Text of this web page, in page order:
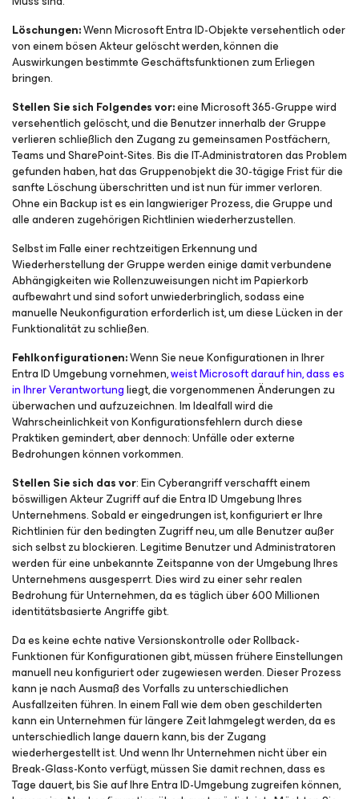
Löschungen:Wenn Microsoft Entra ID-Objekte versehentlich oder
von einem bösen Akteur gelöscht werden, können die
Auswirkungen bestimmte Geschäftsfunktionen zum Erliegen
bringen.
Stellen Sie sich Folgendes vor:eine Microsoft 365-Gruppe wird
versehentlich gelöscht, und die Benutzer innerhalb der Gruppe
verlieren schließlich den Zugang zu gemeinsamen Postfächern,
Teams und SharePoint-Sites. Bis die IT-Administratoren das Problem
gefunden haben, hat das Gruppenobjekt die 30-tägige Frist für die
sanfte Löschung überschritten und ist nun für immer verloren.
Ohne ein Backup ist es ein langwieriger Prozess, die Gruppe und
alle anderen zugehörigen Richtlinien wiederherzustellen.
Selbst im Falle einer rechtzeitigen Erkennung und
Wiederherstellung der Gruppe werden einige damit verbundene
Abhängigkeiten wie Rollenzuweisungen nicht im Papierkorb
aufbewahrt und sind sofort unwiederbringlich, sodass eine
manuelle Neukonfiguration erforderlich ist, um diese Lücken in der
Funktionalität zu schließen.
Fehlkonfigurationen:Wenn Sie neue Konfigurationen in Ihrer
Entra ID Umgebung vornehmen,weist Microsoft darauf hin, dass es
in Ihrer Verantwortungliegt, die vorgenommenen Änderungen zu
überwachen und aufzuzeichnen. Im Idealfall wird die
Wahrscheinlichkeit von Konfigurationsfehlern durch diese
Praktiken gemindert, aber dennoch: Unfälle oder externe
Bedrohungen können vorkommen.
Stellen Sie sich das vor: Ein Cyberangriff verschafft einem
böswilligen Akteur Zugriff auf die Entra ID Umgebung Ihres
Unternehmens. Sobald er eingedrungen ist, konfiguriert er Ihre
Richtlinien für den bedingten Zugriff neu, um alle Benutzer außer
sich selbst zu blockieren. Legitime Benutzer und Administratoren
werden für eine unbekannte Zeitspanne von der Umgebung Ihres
Unternehmens ausgesperrt. Dies wird zu einer sehr realen
Bedrohung für Unternehmen, da es täglich über 600 Millionen
identitätsbasierte Angriffe gibt.
Da es keine echte native Versionskontrolle oder Rollback-
Funktionen für Konfigurationen gibt, müssen frühere Einstellungen
manuell neu konfiguriert oder zugewiesen werden. Dieser Prozess
kann je nach Ausmaß des Vorfalls zu unterschiedlichen
Ausfallzeiten führen. In einem Fall wie dem oben geschilderten
kann ein Unternehmen für längere Zeit lahmgelegt werden, da es
unterschiedlich lange dauern kann, bis der Zugang
wiederhergestellt ist. Und wenn Ihr Unternehmen nicht über ein
Break-Glass-Konto verfügt, müssen Sie damit rechnen, dass es
Tage dauert, bis Sie auf Ihre Entra ID-Umgebung zugreifen können,